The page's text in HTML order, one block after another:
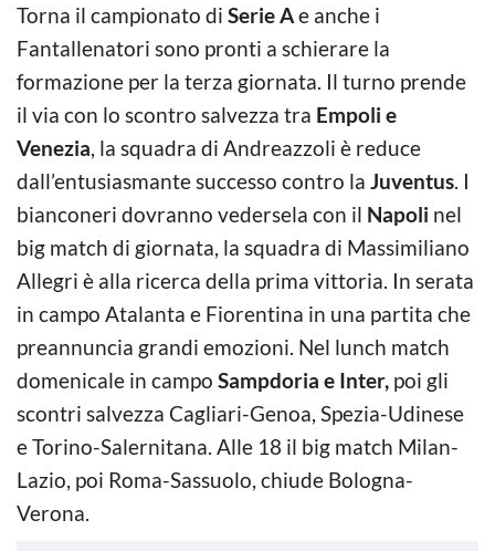
Torna il campionato di Serie Ae anche i
Fantallenatori sono pronti a schierare la
formazione per la terza giornata. Il turno prende
il via con lo scontro salvezza tra Empoli e
Venezia, la squadra di Andreazzoli è reduce
dall’entusiasmante successo contro la Juventus. I
bianconeri dovranno vedersela con il Napoli nel
big match di giornata, la squadra di Massimiliano
Allegri è alla ricerca della prima vittoria. In serata
in campo Atalanta e Fiorentina in una partita che
preannuncia grandi emozioni. Nel lunch match
domenicale in campo Sampdoria e Inter, poi gli
scontri salvezza Cagliari-Genoa, Spezia-Udinese
e Torino-Salernitana. Alle 18 il big match Milan-
Lazio, poi Roma-Sassuolo, chiude Bologna-
Verona.